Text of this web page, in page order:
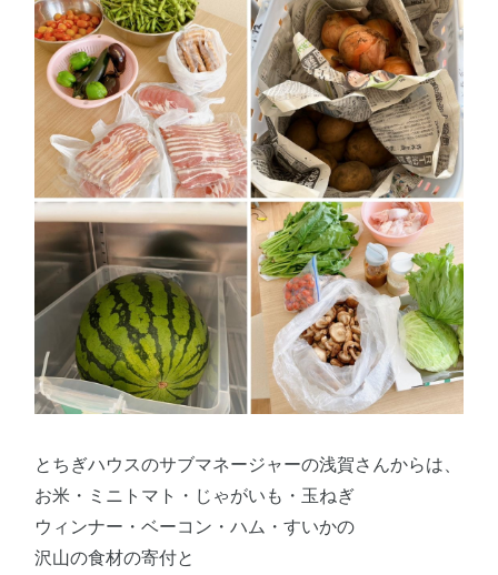
とちぎハウスのサブマネージャーの浅賀さんからは、
お米・ミニトマト・じゃがいも・玉ねぎ
ウィンナー・ベーコン・ハム・すいかの
沢山の食材の寄付と